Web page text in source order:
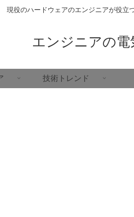
現役のハードウェアのエンジニアが役立
エンジニアの電
技術トレンド